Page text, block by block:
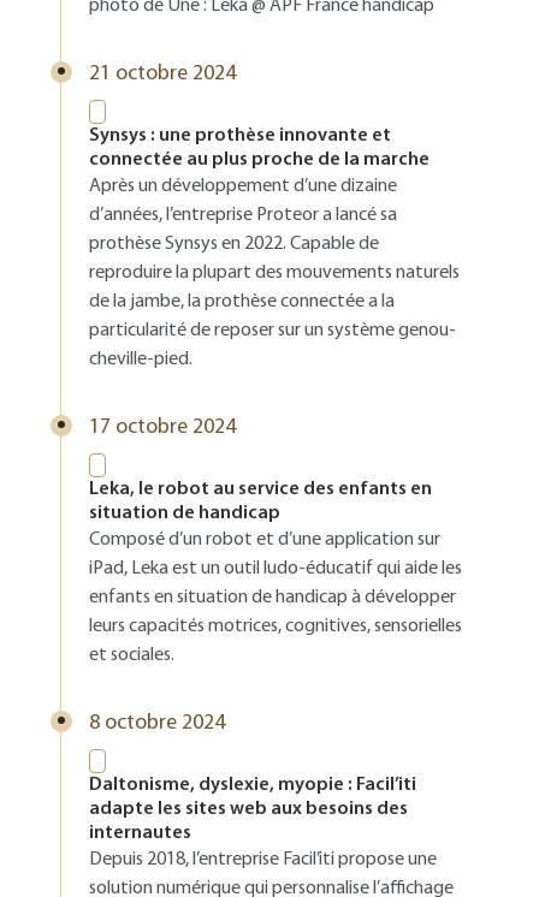
photo de Une : Leka @ APF France handicap
21 octobre 2024
Synsys : une prothèse innovante et
connectée au plus proche de la marche
Après un développement d’une dizaine
d’années, l’entreprise Proteor a lancé sa
prothèse Synsys en 2022. Capable de
reproduire la plupart des mouvements naturels
de la jambe, la prothèse connectée a la
particularité de reposer sur un système genou-
cheville-pied.
17 octobre 2024
Leka, le robot au service des enfants en
situation de handicap
Composé d’un robot et d’une application sur
iPad, Leka est un outil ludo-éducatif qui aide les
enfants en situation de handicap à développer
leurs capacités motrices, cognitives, sensorielles
et sociales.
8 octobre 2024
Daltonisme, dyslexie, myopie : Facil’iti
adapte les sites web aux besoins des
internautes
Depuis 2018, l’entreprise Facil’iti propose une
solution numérique qui personnalise l’affichage